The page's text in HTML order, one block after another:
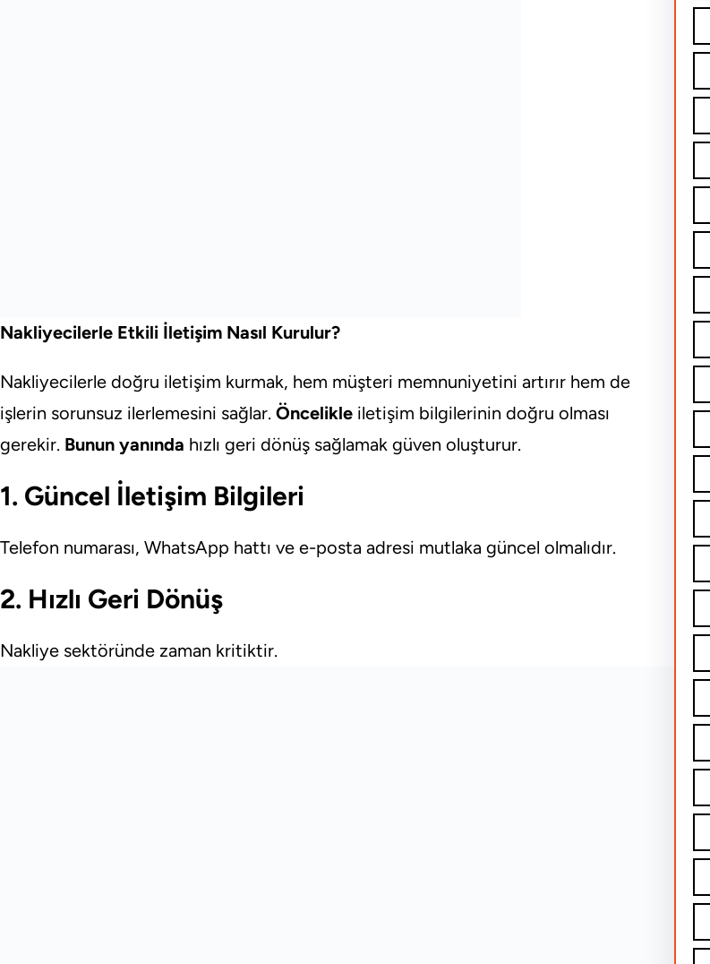
Nakliyecilerle Etkili İletişim Nasıl Kurulur?
Nakliyecilerle doğru iletişim kurmak, hem müşteri memnuniyetini artırır hem de
işlerin sorunsuz ilerlemesini sağlar. Öncelikle iletişim bilgilerinin doğru olması
gerekir. Bunun yanında hızlı geri dönüş sağlamak güven oluşturur.
1. Güncel İletişim Bilgileri
Telefon numarası, WhatsApp hattı ve e-posta adresi mutlaka güncel olmalıdır.
2. Hızlı Geri Dönüş
Nakliye sektöründe zaman kritiktir.